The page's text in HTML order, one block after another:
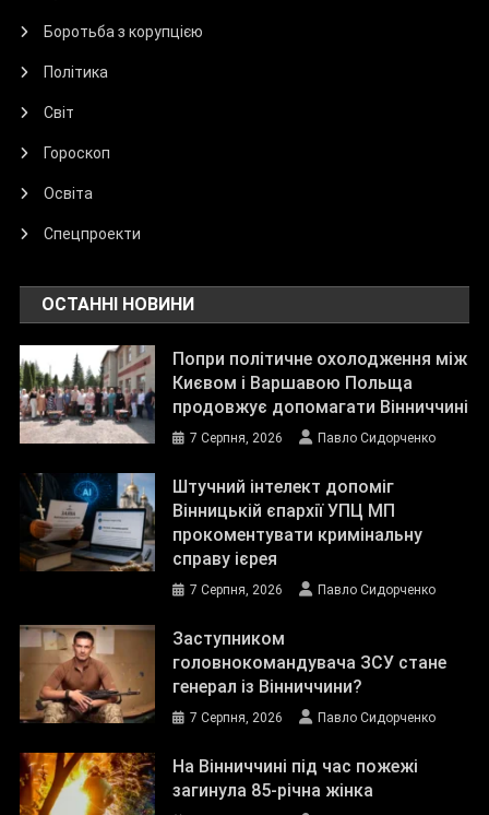
Боротьба з корупцією
Політика
Світ
Гороскоп
Освіта
Спецпроекти
ОСТАННІ НОВИНИ
Попри політичне охолодження між
Києвом і Варшавою Польща
продовжує допомагати Вінниччині
7 Серпня, 2026 Павло Сидорченко
Штучний інтелект допоміг
Вінницькій єпархії УПЦ МП
прокоментувати кримінальну
справу ієрея
7 Серпня, 2026 Павло Сидорченко
Заступником
головнокомандувача ЗСУ стане
генерал із Вінниччини?
7 Серпня, 2026 Павло Сидорченко
На Вінниччині під час пожежі
загинула 85-річна жінка